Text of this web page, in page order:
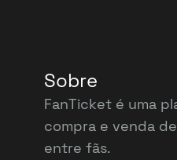
Sobre
FanTicket é uma
compra e venda
entre fãs.